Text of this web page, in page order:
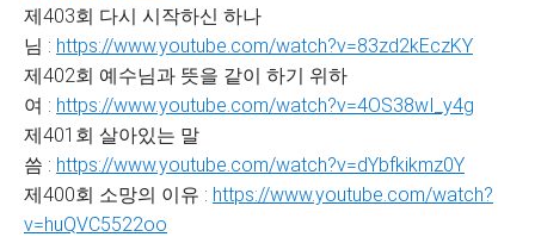
제403회 다시 시작하신 하나
님 : https://www.youtube.com/watch?v=83zd2kEczKY
제402회 예수님과 뜻을 같이 하기 위하
여 : https://www.youtube.com/watch?v=4OS38wI_y4g
제401회 살아있는 말
씀 : https://www.youtube.com/watch?v=dYbfkikmz0Y
제400회 소망의 이유 : https://www.youtube.com/watch?
v=huQVC5522oo